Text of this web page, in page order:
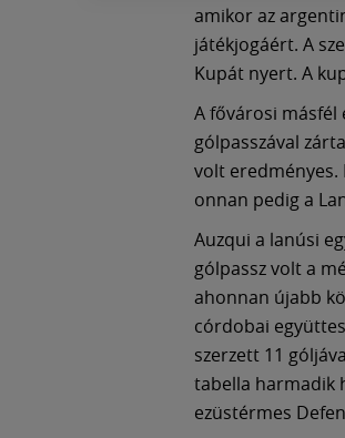
amikor az
játékjogáért. A
Kupát nyert. A
A fővárosi másfél
gólpasszával
volt eredményes.
onnan pedig a
Auzqui a lanúsi
gólpassz volt a
ahonnan újabb
córdobai
szerzett 11
tabella harmadik
ezüstérmes